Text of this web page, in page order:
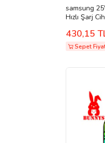
samsung 25W Şarj adaptörü USB C
Hızlı Şarj
Note 20,
Fold3,
430,15
Sepet